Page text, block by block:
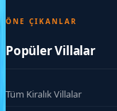
ÖNE ÇIKANLAR
Popüler Villalar
Tüm Kiralık Villalar